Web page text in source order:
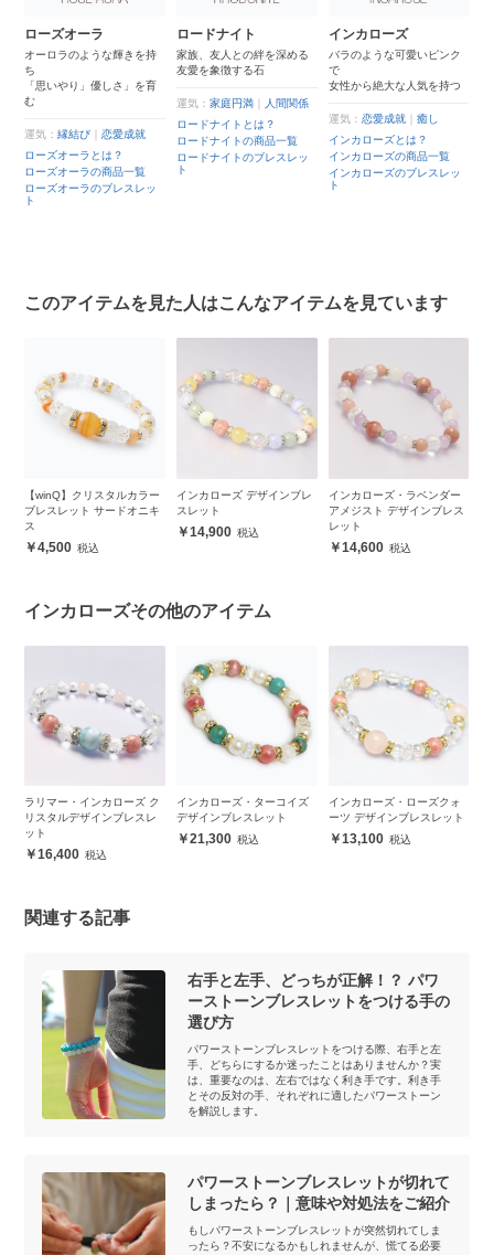
ローズオーラ
オーロラのような輝きを持
ち
「思いやり」優しさ」を育
む
運気：縁結び ｜恋愛成就
ローズオーラとは？
ローズオーラの商品一覧
ローズオーラのブレスレッ
ト
ロードナイト
家族、友人との絆を深める
友愛を象徴する石
運気： 家庭円満
人間関係
ロードナイトとは？
ロードナイトの商品一覧
ロードナイトのブレスレッ
ト
インカローズ
バラのような可愛いピンク
で
女性から絶大な人気を持つ
運気： 恋愛成就｜ 癒し
インカローズとは？
インカローズの商品一覧
インカローズのブレスレッ
ト
このアイテムを見た人はこんなアイテムを見ています
【winQ】クリスタルカラー
ブレスレット サードオニキ
ス
4,500
インカローズ デザインブレ
スレット
14,900
インカローズ・ラベンダー
アメジスト デザインブレス
レット
14,600
インカローズその他のアイテム
ラリマー・インカローズ ク
リスタルデザインブレスレ
ット
16,400
インカローズ・ターコイズ
デザインブレスレット
21,300
インカローズ・ローズクォ
ーツ デザインブレスレット
13,100
関連する記事
右手と左手、どっちが正解！？ パワ
ーストーンブレスレットをつける手の
選び方
パワーストーンブレスレットをつける際、右手と左
手、どちらにするか迷ったことはありませんか？実
は、重要なのは、左右ではなく利き手です。利き手
とその反対の手、それぞれに適したパワーストーン
を解説します。
パワーストーンブレスレットが切れて
しまったら？｜意味や対処法をご紹介
もしパワーストーンブレスレットが突然切れてしま
ったら？不安になるかもしれませんが、慌てる必要